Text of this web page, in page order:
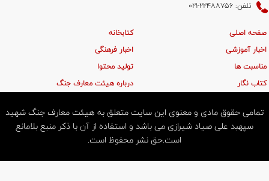
تلفن: 22488756-021
صفحه اصلی
کتابخانه
اخبار آموزشی
اخبار فرهنگی
مناسبت ها
تولید محتوا
کتاب نگار
درباره هیئت معارف جنگ
تمامی حقوق مادی و معنوی این سایت متعلق به هیئت معارف جنگ شهید
سپهبد علی صیاد شیرازی می باشد و استفاده از آن با ذکر منبع بلامانع
است.حق نشر محفوظ است.